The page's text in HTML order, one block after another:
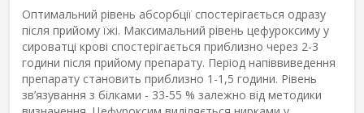
Оптимальний рівень абсорбції спостерігається одразу
після прийому їжі. Максимальний рівень цефуроксиму у
сироватці крові спостерігається приблизно через 2-3
години після прийому препарату. Період напіввиведення
препарату становить приблизно 1-1,5 години. Рівень
зв’язування з білками - 33-55 % залежно від методики